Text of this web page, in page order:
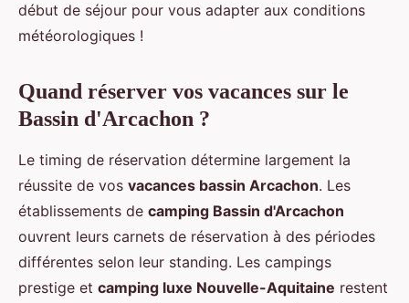
début de séjour pour vous adapter aux conditions
météorologiques !
Quand réserver vos vacances sur le
Bassin d'Arcachon ?
Le timing de réservation détermine largement la
réussite de vos vacances bassin Arcachon. Les
établissements de camping Bassin d'Arcachon
ouvrent leurs carnets de réservation à des périodes
différentes selon leur standing. Les campings
prestige et camping luxe Nouvelle-Aquitaine restent